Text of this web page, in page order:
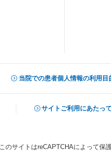
当院での患者個人情報の利用目
サイトご利用にあたって
このサイトはreCAPTCHAによって保